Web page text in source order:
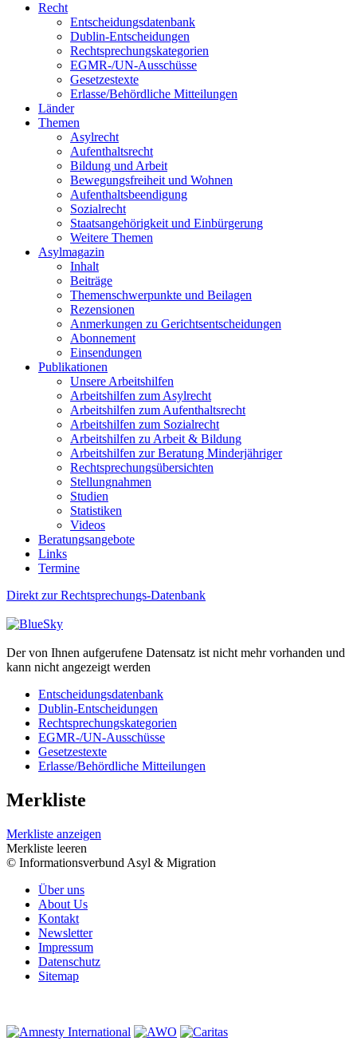
Recht
Entscheidungsdatenbank
Dublin-Entscheidungen
Rechtsprechungskategorien
EGMR-/UN-Ausschüsse
Gesetzestexte
Erlasse/Behördliche Mitteilungen
Länder
Themen
Asylrecht
Aufenthaltsrecht
Bildung und Arbeit
Bewegungsfreiheit und Wohnen
Aufenthaltsbeendigung
Sozialrecht
Staatsangehörigkeit und Einbürgerung
Weitere Themen
Asylmagazin
Inhalt
Beiträge
Themenschwerpunkte und Beilagen
Rezensionen
Anmerkungen zu Gerichtsentscheidungen
Abonnement
Einsendungen
Publikationen
Unsere Arbeitshilfen
Arbeitshilfen zum Asylrecht
Arbeitshilfen zum Aufenthaltsrecht
Arbeitshilfen zum Sozialrecht
Arbeitshilfen zu Arbeit & Bildung
Arbeitshilfen zur Beratung Minderjähriger
Rechtsprechungsübersichten
Stellungnahmen
Studien
Statistiken
Videos
Beratungsangebote
Links
Termine
Direkt zur Rechtsprechungs-Datenbank
Der von Ihnen aufgerufene Datensatz ist nicht mehr vorhanden und
kann nicht angezeigt werden
Entscheidungsdatenbank
Dublin-Entscheidungen
Rechtsprechungskategorien
EGMR-/UN-Ausschüsse
Gesetzestexte
Erlasse/Behördliche Mitteilungen
Merkliste
Merkliste anzeigen
Merkliste leeren
© Informationsverbund Asyl & Migration
Über uns
About Us
Kontakt
Newsletter
Impressum
Datenschutz
Sitemap